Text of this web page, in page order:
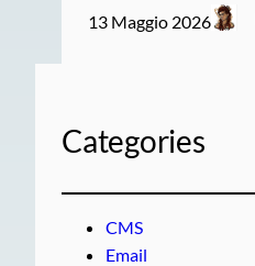
13 Maggio 2026
Categories
CMS
Email